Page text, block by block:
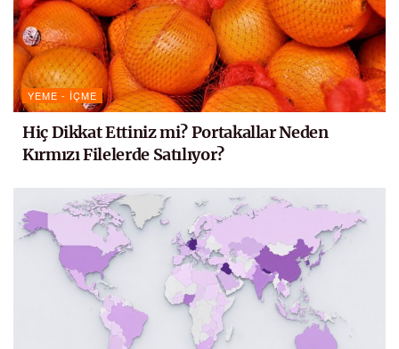
YEME - İÇME
Hiç Dikkat Ettiniz mi? Portakallar Neden
Kırmızı Filelerde Satılıyor?